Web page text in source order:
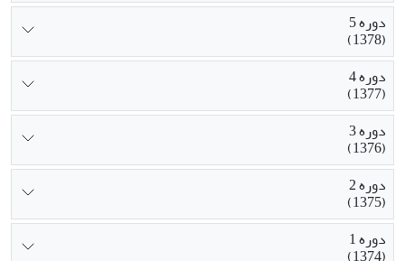
دوره 5
(1378)
دوره 4
(1377)
دوره 3
(1376)
دوره 2
(1375)
دوره 1